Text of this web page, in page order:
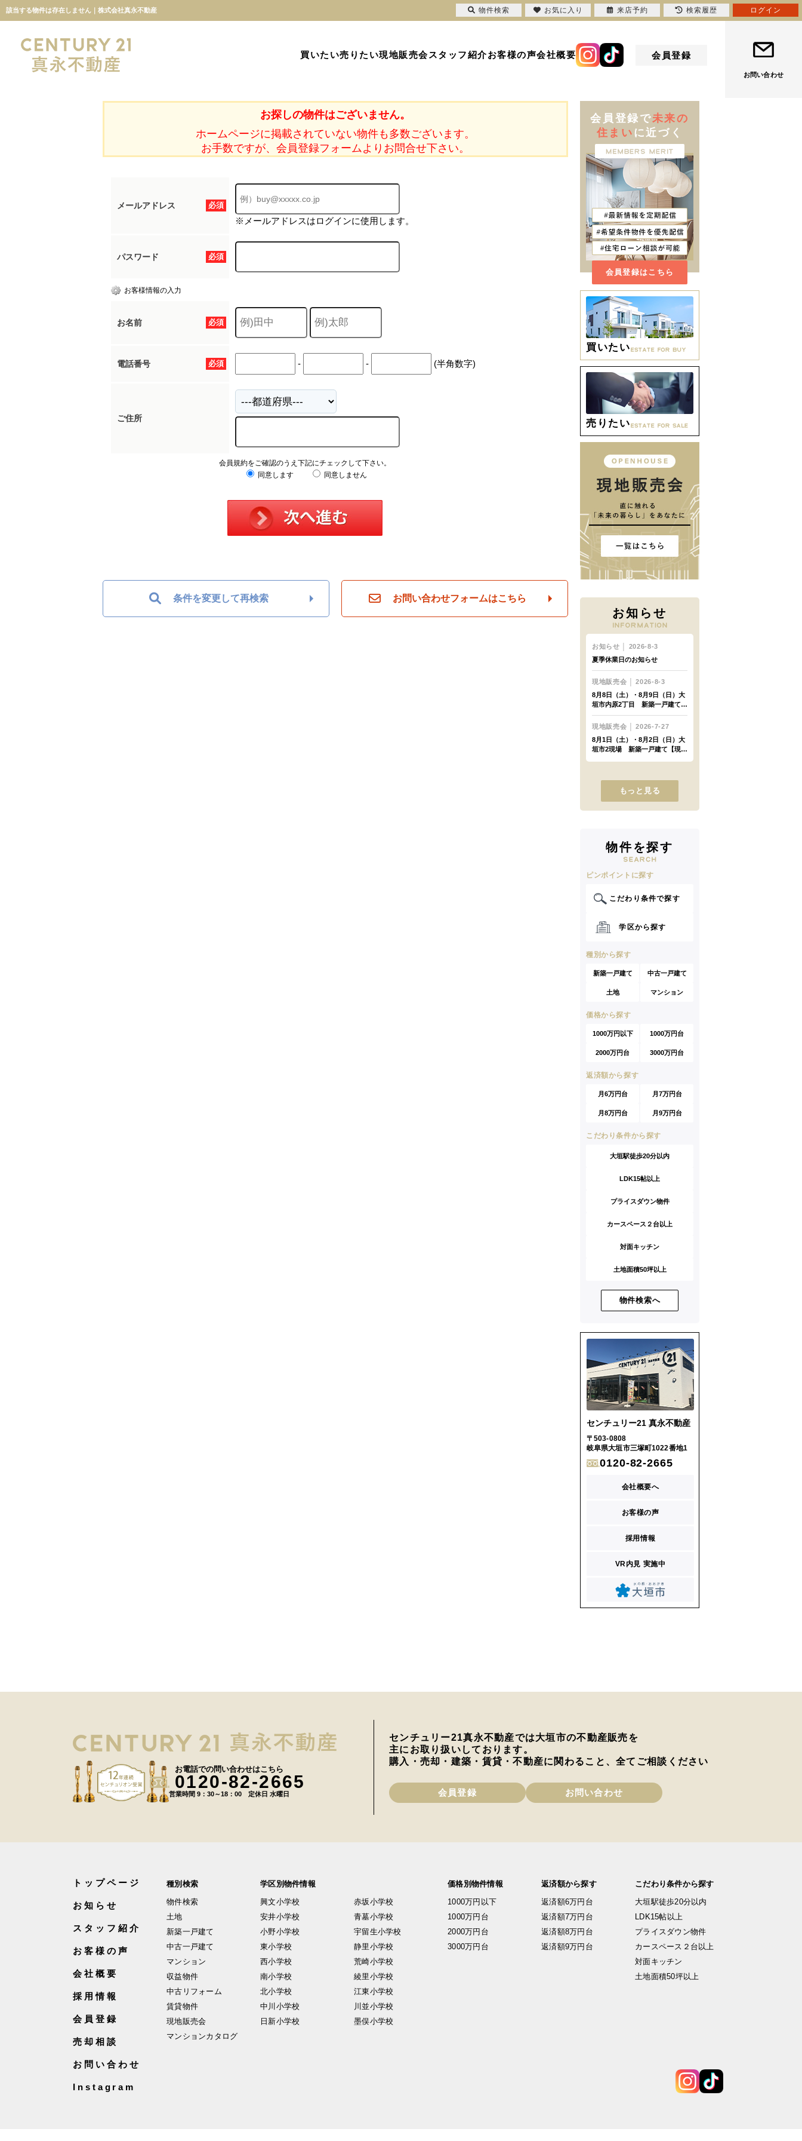
該当する物件は存在しません｜株式会社真永不動産
買いたい売りたい現地販売会スタッフ紹介お客様の声会社概要 会員登録
お問い合わせ
お探しの物件はございません。
ホームページに掲載されていない物件も多数ございます。
お手数ですが、会員登録フォームよりお問合せ下さい。
必須
メールアドレス
※メールアドレスはログインに使用します。
必須
パスワード
お客様情報の入力
必須
お名前
必須
電話番号 - - (半角数字)
ご住所
会員規約をご確認のうえ下記にチェックして下さい。
同意します
同意しません
条件を変更して再検索 お問い合わせフォームはこちら
会員登録で未来の
住まい に近づく
会員登録はこちら
買いたい
売りたい
お知らせ
もっと見る
物件を探す
ピンポイントに探す
こだわり条件で探す
学区から探す
種別から探す
新築一戸建て 中古一戸建て
土地 マンション
価格から探す
1000万円以下 1000万円台
2000万円台 3000万円台
返済額から探す
月6万円台 月7万円台
月8万円台 月9万円台
こだわり条件から探す
大垣駅徒歩20分以内
LDK15帖以上
プライスダウン物件
カースペース２台以上
対面キッチン
土地面積50坪以上
物件検索へ
センチュリー21 真永不動産
〒503-0808
岐阜県大垣市三塚町1022番地1
0120-82-2665
会社概要へ
お客様の声
採用情報
VR内見 実施中
お電話での問い合わせはこちら
0120-82-2665
営業時間 9：30～18：00 定休日 水曜日
センチュリー21真永不動産では大垣市の不動産販売を
主にお取り扱いしております。
購入・売却・建築・賃貸・不動産に関わること、全てご相談ください
会員登録 お問い合わせ
トップページ
お知らせ
スタッフ紹介
お客様の声
会社概要
採用情報
会員登録
売却相談
お問い合わせ
Instagram
種別検索
物件検索
土地
新築一戸建て
中古一戸建て
マンション
収益物件
中古リフォーム
賃貸物件
現地販売会
マンションカタログ
学区別物件情報
興文小学校
安井小学校
小野小学校
東小学校
西小学校
南小学校
北小学校
中川小学校
日新小学校
赤坂小学校
青墓小学校
宇留生小学校
静里小学校
荒崎小学校
綾里小学校
江東小学校
川並小学校
墨俣小学校
価格別物件情報
1000万円以下
1000万円台
2000万円台
3000万円台
返済額から探す
返済額6万円台
返済額7万円台
返済額8万円台
返済額9万円台
こだわり条件から探す
大垣駅徒歩20分以内
LDK15帖以上
プライスダウン物件
カースペース２台以上
対面キッチン
土地面積50坪以上
物件検索 お気に入り 来店予約 検索履歴 ログイン